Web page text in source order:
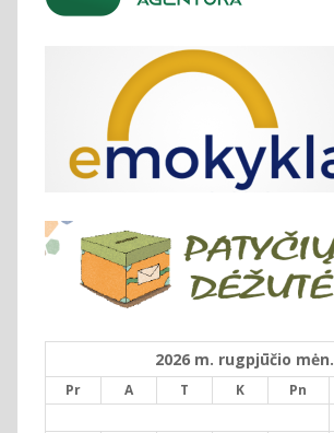
2026 m. rugpjūčio mėn.
Pr A T K Pn